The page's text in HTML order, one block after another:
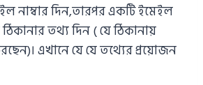
নাম্বার দিন,তারপর একটি ইমেইল
তথ্য দিন ( যে ঠিকানায়
এখানে যে যে তথ্যের প্রয়োজন